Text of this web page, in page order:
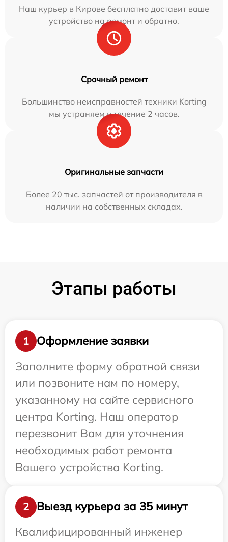
Наш курьер в Кирове бесплатно доставит ваше
устройство на ремонт и обратно.
Срочный ремонт
Большинство неисправностей техники Korting
мы устраняем в течение 2 часов.
Оригинальные запчасти
Более 20 тыс. запчастей от производителя в
наличии на собственных складах.
Этапы работы
1
Оформление заявки
Заполните форму обратной связи
или позвоните нам по номеру,
указанному на сайте сервисного
центра Korting. Наш оператор
перезвонит Вам для уточнения
необходимых работ ремонта
Вашего устройства Korting.
2
Выезд курьера за 35 минут
Квалифицированный инженер